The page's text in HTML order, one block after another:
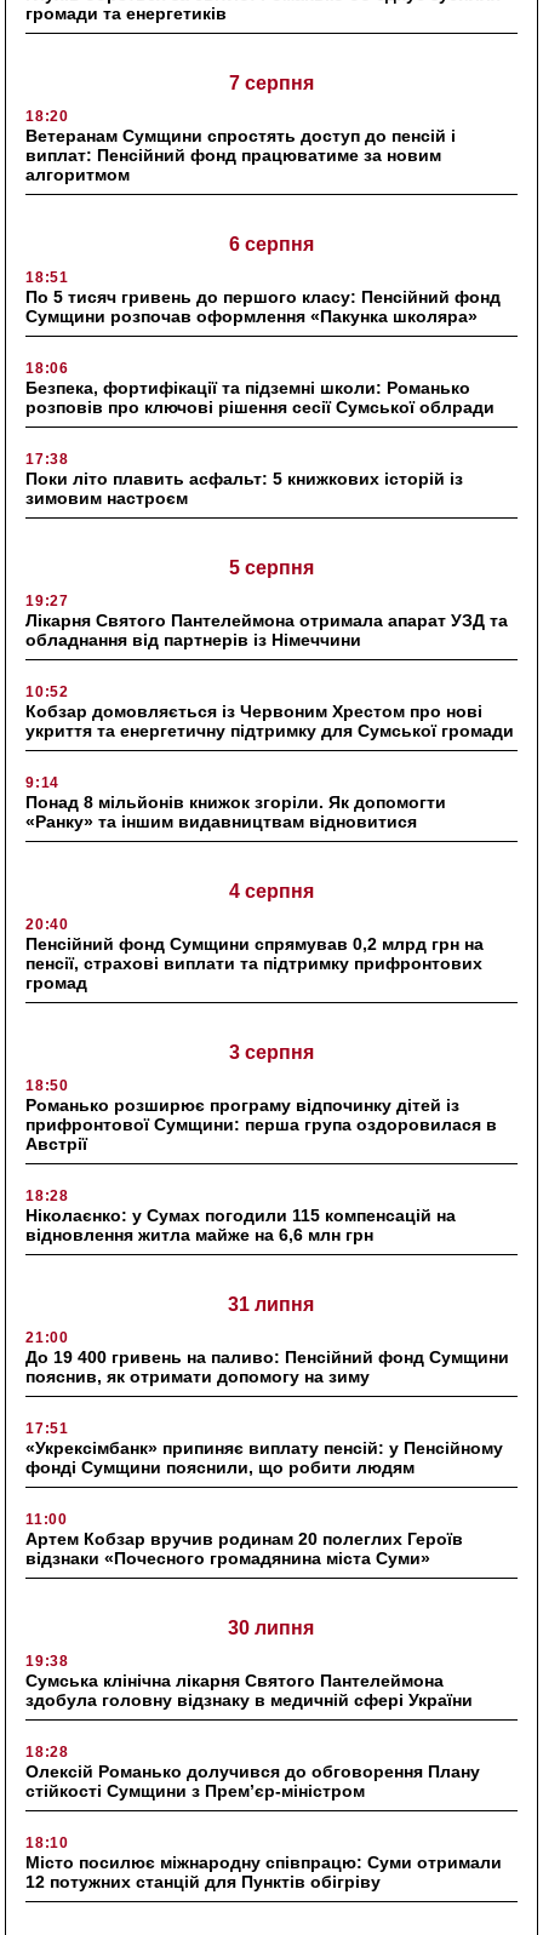
громади та енергетиків
7 серпня
18:20
Ветеранам Сумщини спростять доступ до пенсій і
виплат: Пенсійний фонд працюватиме за новим
алгоритмом
6 серпня
18:51
По 5 тисяч гривень до першого класу: Пенсійний фонд
Сумщини розпочав оформлення «Пакунка школяра»
18:06
Безпека, фортифікації та підземні школи: Романько
розповів про ключові рішення сесії Сумської облради
17:38
Поки літо плавить асфальт: 5 книжкових історій із
зимовим настроєм
5 серпня
19:27
Лікарня Святого Пантелеймона отримала апарат УЗД та
обладнання від партнерів із Німеччини
10:52
Кобзар домовляється із Червоним Хрестом про нові
укриття та енергетичну підтримку для Сумської громади
9:14
Понад 8 мільйонів книжок згоріли. Як допомогти
«Ранку» та іншим видавництвам відновитися
4 серпня
20:40
Пенсійний фонд Сумщини спрямував 0,2 млрд грн на
пенсії, страхові виплати та підтримку прифронтових
громад
3 серпня
18:50
Романько розширює програму відпочинку дітей із
прифронтової Сумщини: перша група оздоровилася в
Австрії
18:28
Ніколаєнко: у Сумах погодили 115 компенсацій на
відновлення житла майже на 6,6 млн грн
31 липня
21:00
До 19 400 гривень на паливо: Пенсійний фонд Сумщини
пояснив, як отримати допомогу на зиму
17:51
«Укрексімбанк» припиняє виплату пенсій: у Пенсійному
фонді Сумщини пояснили, що робити людям
11:00
Артем Кобзар вручив родинам 20 полеглих Героїв
відзнаки «Почесного громадянина міста Суми»
30 липня
19:38
Сумська клінічна лікарня Святого Пантелеймона
здобула головну відзнаку в медичній сфері України
18:28
Олексій Романько долучився до обговорення Плану
стійкості Сумщини з Прем’єр-міністром
18:10
Місто посилює міжнародну співпрацю: Суми отримали
12 потужних станцій для Пунктів обігріву